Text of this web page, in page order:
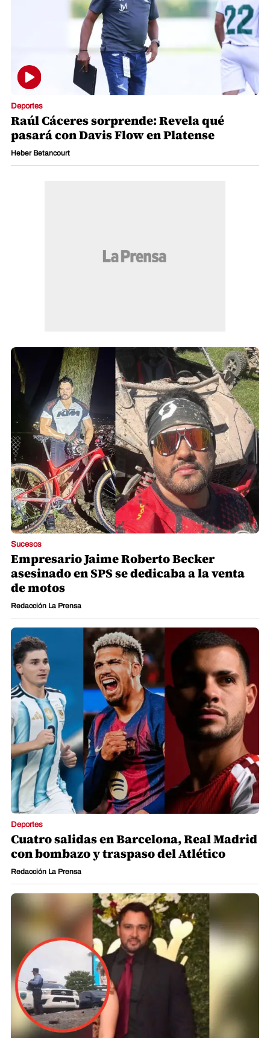
Deportes
Raúl Cáceres sorprende: Revela qué
pasará con Davis Flow en Platense
Heber Betancourt
Sucesos
Empresario Jaime Roberto Becker
asesinado en SPS se dedicaba a la venta
de motos
Redacción La Prensa
Deportes
Cuatro salidas en Barcelona, Real Madrid
con bombazo y traspaso del Atlético
Redacción La Prensa